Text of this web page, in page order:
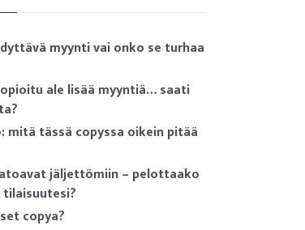
myynti vai onko se turhaa
ale lisää myyntiä… saati
mitä tässä copyssa oikein pitää
jäljettömiin – pelottaako
copya?